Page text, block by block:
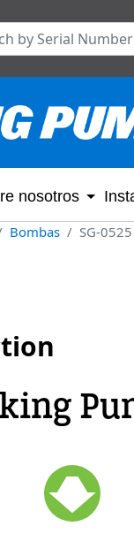
nosotros
Bombas SG-0525